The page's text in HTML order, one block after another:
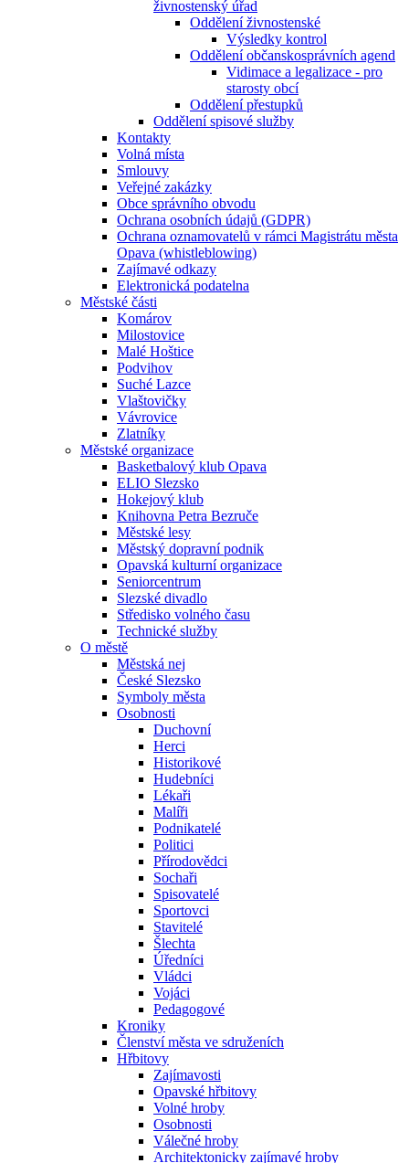
živnostenský úřad
Oddělení živnostenské
Výsledky kontrol
Oddělení občanskosprávních agend
Vidimace a legalizace - pro
starosty obcí
Oddělení přestupků
Oddělení spisové služby
Kontakty
Volná místa
Smlouvy
Veřejné zakázky
Obce správního obvodu
Ochrana osobních údajů (GDPR)
Ochrana oznamovatelů v rámci Magistrátu města
Opava (whistleblowing)
Zajímavé odkazy
Elektronická podatelna
Městské části
Komárov
Milostovice
Malé Hoštice
Podvihov
Suché Lazce
Vlaštovičky
Vávrovice
Zlatníky
Městské organizace
Basketbalový klub Opava
ELIO Slezsko
Hokejový klub
Knihovna Petra Bezruče
Městské lesy
Městský dopravní podnik
Opavská kulturní organizace
Seniorcentrum
Slezské divadlo
Středisko volného času
Technické služby
O městě
Městská nej
České Slezsko
Symboly města
Osobnosti
Duchovní
Herci
Historikové
Hudebníci
Lékaři
Malíři
Podnikatelé
Politici
Přírodovědci
Sochaři
Spisovatelé
Sportovci
Stavitelé
Šlechta
Úředníci
Vládci
Vojáci
Pedagogové
Kroniky
Členství města ve sdruženích
Hřbitovy
Zajímavosti
Opavské hřbitovy
Volné hroby
Osobnosti
Válečné hroby
Architektonicky zajímavé hroby